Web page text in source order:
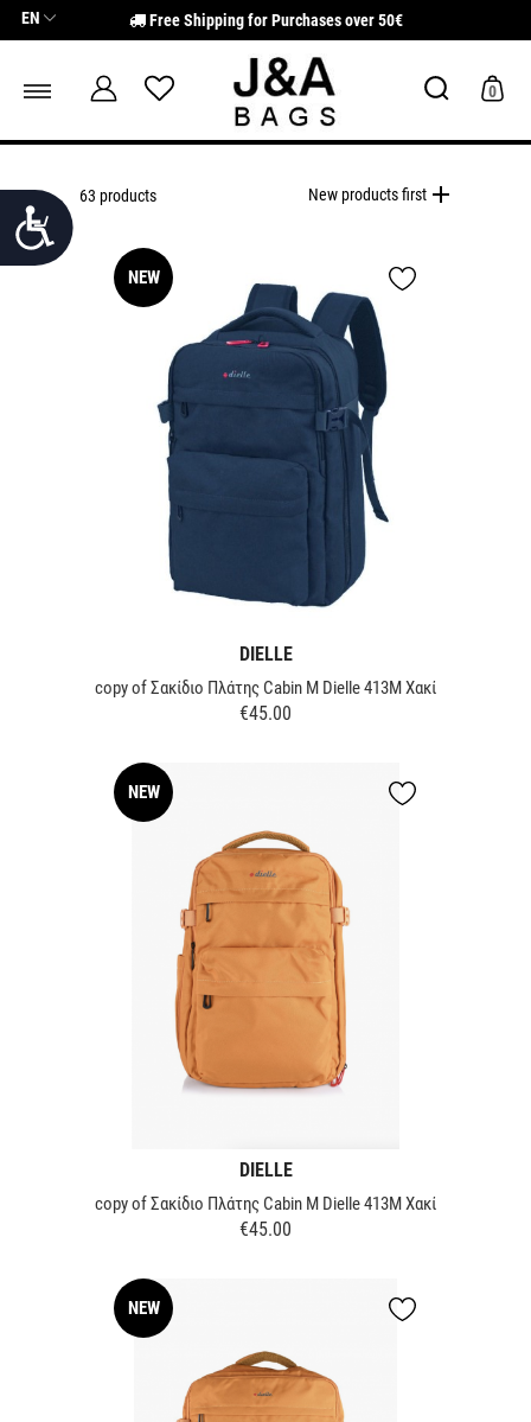
Σημείωση:
Αυτός
περιλαμβάνει
προσβασιμότητας.
Προσιτότητα
EN Free Shipping for Purchases over 50€
0
63 products New products first add
NEW
DIELLE
copy of Σακίδιο Πλάτης Cabin M Dielle 413M Χακί
Price
€45.00
NEW
DIELLE
copy of Σακίδιο Πλάτης Cabin M Dielle 413M Χακί
Price
€45.00
NEW